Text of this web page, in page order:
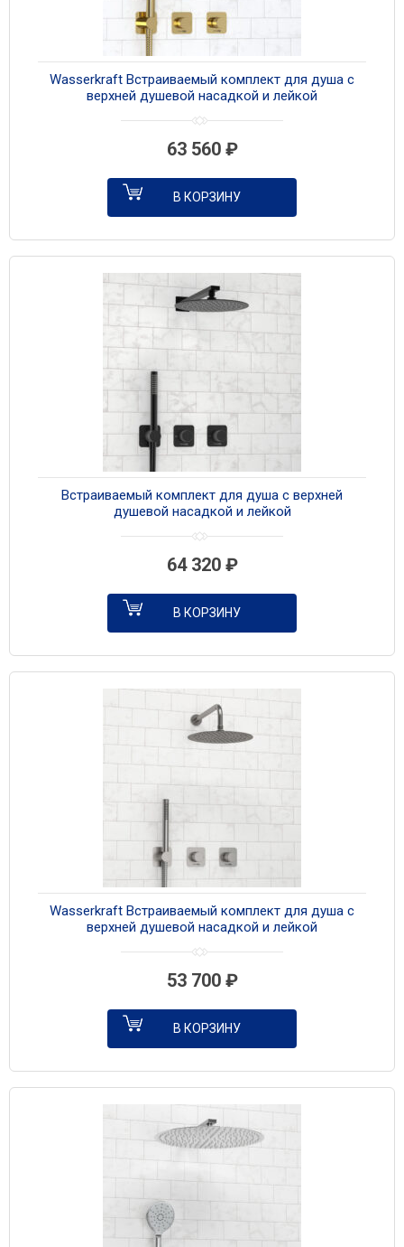
Wasserkraft Встраиваемый комплект для душа с
верхней душевой насадкой и лейкой
63 560 ₽
В КОРЗИНУ
Встраиваемый комплект для душа с верхней
душевой насадкой и лейкой
64 320 ₽
В КОРЗИНУ
Wasserkraft Встраиваемый комплект для душа с
верхней душевой насадкой и лейкой
53 700 ₽
В КОРЗИНУ